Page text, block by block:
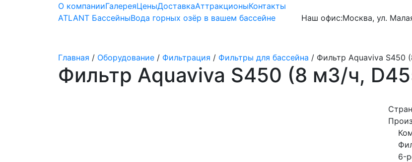
О компанииГалереяЦеныДоставкаАттракционыКонтакты
ATLANT БассейныВода горных озёр в вашем бассейне Наш офис:Москва, ул.
Главная / Оборудование / Фильтрация / Фильтры для бассейна / Фильтр Aquaviva S450
Фильтр Aquaviva S450 (8 м3/ч,
6-